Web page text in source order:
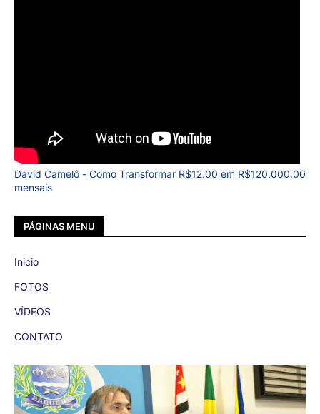
David Camelô - Como Transformar R$12.00 em R$120.000,00
mensais
PÁGINAS MENU
Inicio
FOTOS
VÍDEOS
CONTATO